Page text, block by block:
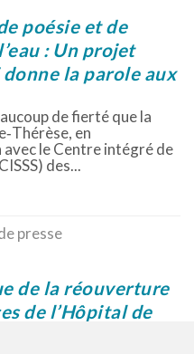
poésie et de
: Un projet
la parole aux
de fierté que la
en
le Centre intégré de
des...
presse
de la réouverture
de l’Hôpital de